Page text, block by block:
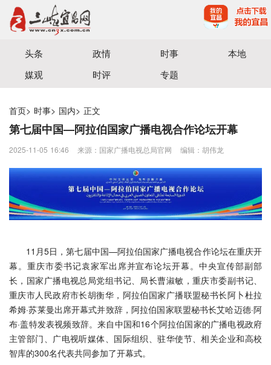
宜昌三峡融媒体中心主办
头条 政情 时事
本地
媒观
时评 专题
首页> 时事> 国内> 正文
第七届中国—阿拉伯国家广播电视合作论坛开幕
2025-11-05 16:46 来源：国家广播电视总局官网 编辑：胡伟龙
11月5日，第七届中国—阿拉伯国家广播电视合作论坛在重庆开
幕。重庆市委书记袁家军出席并宣布论坛开幕。中央宣传部副部
长，国家广播电视总局党组书记、局长曹淑敏，重庆市委副书记、
重庆市人民政府市长胡衡华，阿拉伯国家广播联盟秘书长阿卜杜拉
希姆·苏莱曼出席开幕式并致辞，阿拉伯国家联盟秘书长艾哈迈德·阿
布·盖特发表视频致辞。来自中国和16个阿拉伯国家的广播电视政府
主管部门、广电视听媒体、国际组织、驻华使节、相关企业和高校
智库的300名代表共同参加了开幕式。